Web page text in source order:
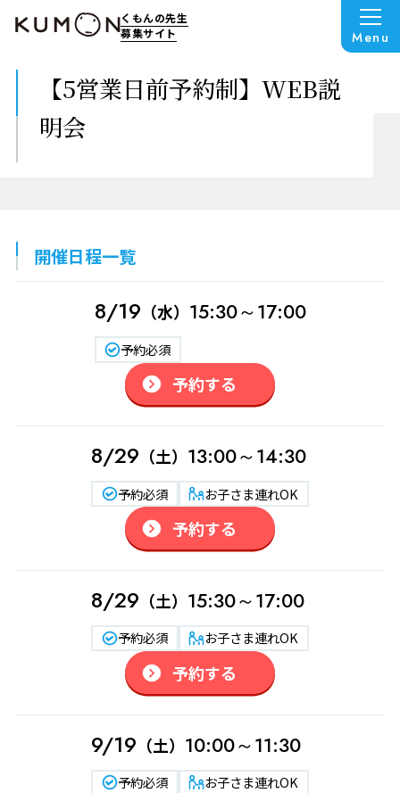
くもんの先生
募集サイト
Menu
【5営業日前予約制】WEB説
明会
開催日程一覧
8/19 （水） 15:30～17:00
予約必須
予約する
8/29 （土） 13:00～14:30
予約必須 お子さま連れOK
予約する
8/29 （土） 15:30～17:00
予約必須 お子さま連れOK
予約する
9/19 （土） 10:00～11:30
予約必須 お子さま連れOK